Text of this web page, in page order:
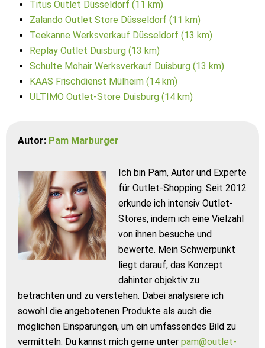
Titus Outlet Düsseldorf (11 km)
Zalando Outlet Store Düsseldorf (11 km)
Teekanne Werksverkauf Düsseldorf (13 km)
Replay Outlet Duisburg (13 km)
Schulte Mohair Werksverkauf Duisburg (13 km)
KAAS Frischdienst Mülheim (14 km)
ULTIMO Outlet-Store Duisburg (14 km)
Autor: Pam Marburger
Ich bin Pam, Autor und Experte
für Outlet-Shopping. Seit 2012
erkunde ich intensiv Outlet-
Stores, indem ich eine Vielzahl
von ihnen besuche und
bewerte. Mein Schwerpunkt
liegt darauf, das Konzept
dahinter objektiv zu
betrachten und zu verstehen. Dabei analysiere ich
sowohl die angebotenen Produkte als auch die
möglichen Einsparungen, um ein umfassendes Bild zu
vermitteln. Du kannst mich gerne unter pam@outlet-